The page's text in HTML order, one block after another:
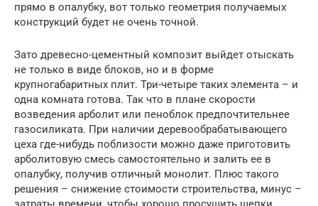
прямо в опалубку, вот только геометрия получаемых
конструкций будет не очень точной.
Зато древесно-цементный композит выйдет отыскать
не только в виде блоков, но и в форме
крупногабаритных плит. Три-четыре таких элемента – и
одна комната готова. Так что в плане скорости
возведения арболит или пеноблок предпочтительнее
газосиликата. При наличии деревообрабатывающего
цеха где-нибудь поблизости можно даже приготовить
арболитовую смесь самостоятельно и залить ее в
опалубку, получив отличный монолит. Плюс такого
решения – снижение стоимости строительства, минус –